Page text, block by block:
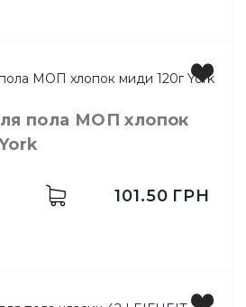
27 см
Телескопическая
пола МОП хлопок
101.50 ГРН